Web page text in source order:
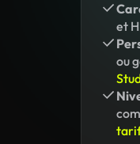
et
ou